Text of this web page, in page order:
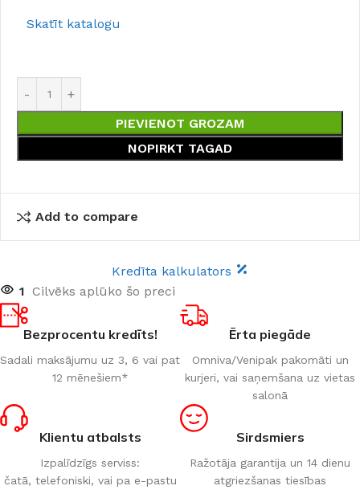
Skatīt katalogu
PIEVIENOT GROZAM
NOPIRKT TAGAD
Add to compare
Kredīta kalkulators
1 Cilvēks aplūko šo preci
Bezprocentu kredīts!
Sadali maksājumu uz 3, 6 vai pat
12 mēnešiem*
Ērta piegāde
Omniva/Venipak pakomāti un
kurjeri, vai saņemšana uz vietas
salonā
Klientu atbalsts
Izpalīdzīgs serviss:
čatā, telefoniski, vai pa e-pastu
Sirdsmiers
Ražotāja garantija un 14 dienu
atgriezšanas tiesības